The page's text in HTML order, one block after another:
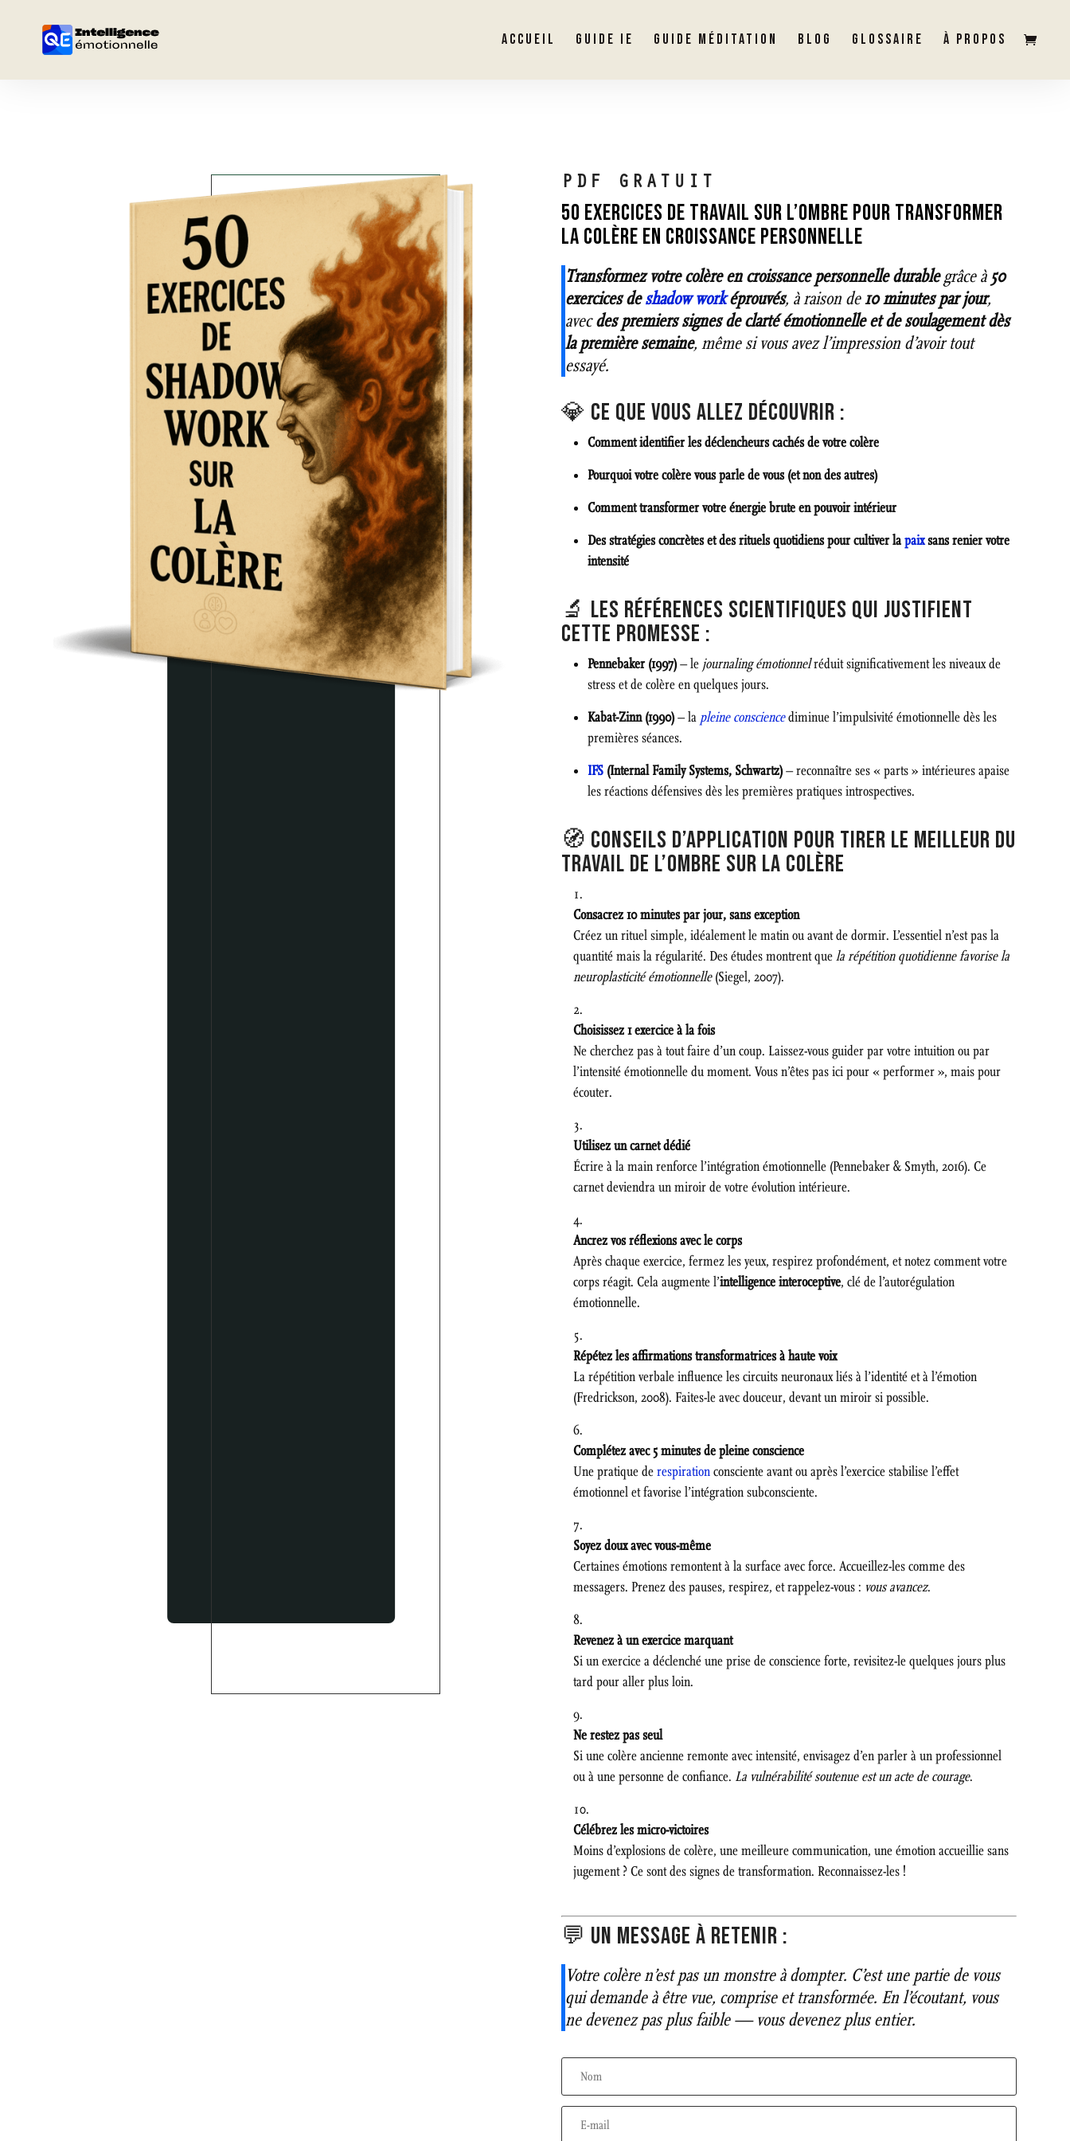
ACCUEIL GUIDE IE GUIDE MÉDITATION BLOG GLOSSAIRE À PROPOS
PDF GRATUIT
50 EXERCICES DE TRAVAIL SUR L’OMBRE POUR TRANSFORMER
LA COLÈRE EN CROISSANCE PERSONNELLE
Transformez votre colère en croissance personnelle durablegrâce à 50
exercices deshadow worképrouvés, à raison de10 minutes par jour,
avecdes premiers signes de clarté émotionnelle et de soulagement dès
la première semaine, même si vous avez l’impression d’avoir tout
essayé.
💎 CE QUE VOUS ALLEZ DÉCOUVRIR :
Comment identifier les déclencheurs cachés de votre colère
Pourquoi votre colère vous parle de vous (et non des autres)
Comment transformer votre énergie brute en pouvoir intérieur
Des stratégies concrètes et des rituels quotidiens pour cultiver lapaixsans renier votre
intensité
🔬 LES RÉFÉRENCES SCIENTIFIQUES QUI JUSTIFIENT
CETTE PROMESSE :
Pennebaker (1997)– le journaling émotionnelréduit significativement les niveaux de
stress et de colère en quelques jours.
Kabat-Zinn (1990)– la pleine consciencediminue l’impulsivité émotionnelle dès les
premières séances.
IFS (Internal Family Systems, Schwartz)– reconnaître ses « parts » intérieures apaise
les réactions défensives dès les premières pratiques introspectives.
🧭 CONSEILS D’APPLICATION POUR TIRER LE MEILLEUR DU
TRAVAIL DE L’OMBRE SUR LA COLÈRE
Consacrez 10 minutes par jour, sans exception
Créez un rituel simple, idéalement le matin ou avant de dormir. L’essentiel n’est pas la
quantité mais la régularité. Des études montrent quela répétition quotidienne favorise la
neuroplasticité émotionnelle(Siegel, 2007).
Choisissez 1 exercice à la fois
Ne cherchez pas à tout faire d’un coup. Laissez-vous guider par votre intuition ou par
l’intensité émotionnelle du moment. Vous n’êtes pas ici pour « performer », mais pour
écouter.
Utilisez un carnet dédié
Écrire à la main renforce l’intégration émotionnelle (Pennebaker & Smyth, 2016). Ce
carnet deviendra un miroir de votre évolution intérieure.
Ancrez vos réflexions avec le corps
Après chaque exercice, fermez les yeux, respirez profondément, et notez comment votre
corps réagit. Cela augmente l’intelligence interoceptive, clé de l’autorégulation
émotionnelle.
Répétez les affirmations transformatrices à haute voix
La répétition verbale influence les circuits neuronaux liés à l’identité et à l’émotion
(Fredrickson, 2008). Faites-le avec douceur, devant un miroir si possible.
Complétez avec 5 minutes de pleine conscience
Une pratique derespirationconsciente avant ou après l’exercice stabilise l’effet
émotionnel et favorise l’intégration subconsciente.
Soyez doux avec vous-même
Certaines émotions remontent à la surface avec force. Accueillez-les comme des
messagers. Prenez des pauses, respirez, et rappelez-vous : vous avancez.
Revenez à un exercice marquant
Si un exercice a déclenché une prise de conscience forte, revisitez-le quelques jours plus
tard pour aller plus loin.
Ne restez pas seul
Si une colère ancienne remonte avec intensité, envisagez d’en parler à un professionnel
ou à une personne de confiance. La vulnérabilité soutenue est un acte de courage.
Célébrez les micro-victoires
Moins d’explosions de colère, une meilleure communication, une émotion accueillie sans
jugement ? Ce sont des signes de transformation. Reconnaissez-les !
💬 UN MESSAGE À RETENIR :
Votre colère n’est pas un monstre à dompter. C’est une partie de vous
qui demande à être vue, comprise et transformée. En l’écoutant, vous
ne devenez pas plus faible — vous devenez plus entier.